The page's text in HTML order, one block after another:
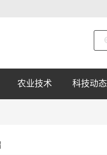
农业技术 科技动态